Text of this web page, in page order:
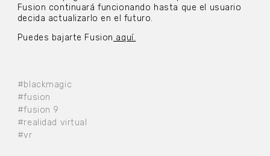
#blackmagic
#fusion
#fusion 9
#realidad virtual
#vr
Fusion continuará funcionando hasta que el usuario
decida actualizarlo en el futuro.
Puedes bajarte Fusion aquí.